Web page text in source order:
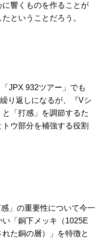
響くものを作ることが
ということだろう。
JPX 932ツアー」でも
り返しになるが、『Vシ
「打感」を調節するた
ウ部分を補強する役割
」の重要性について今一
「銅下メッキ（1025E
た銅の層）」を特徴と